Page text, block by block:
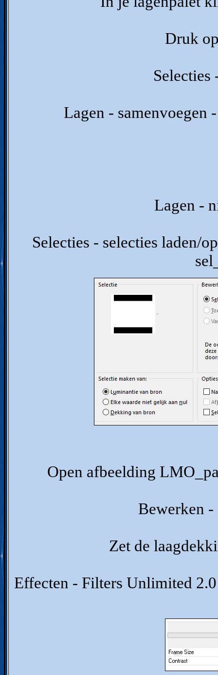
Druk
Selecties
Lagen - samenvoegen
Lagen -
Selecties - selecties laden/
Open afbeelding
Bewerken
Zet de
Effecten - Filters Unlimited